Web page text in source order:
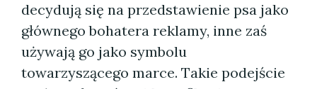
decydują się na przedstawienie psa jako
głównego bohatera reklamy, inne zaś
używają go jako symbolu
towarzyszącego marce. Takie podejście